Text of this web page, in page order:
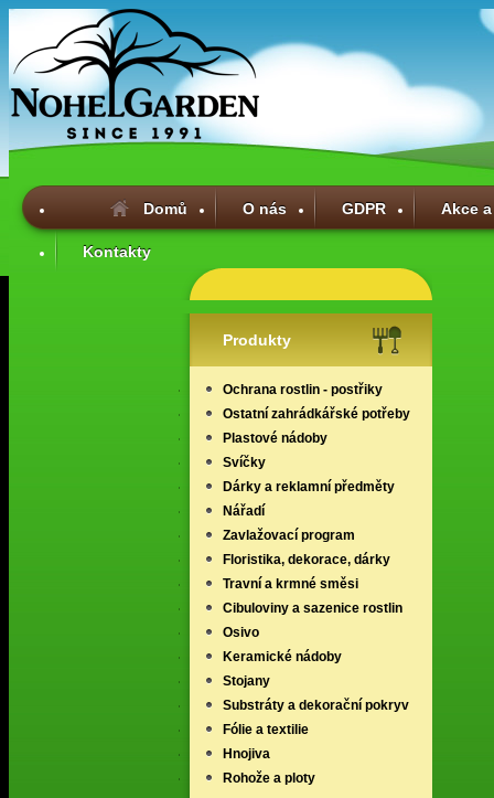
Domů O nás GDPR Akce
Kontakty
Produkty
Ochrana rostlin - postřiky
Ostatní zahrádkářské potřeby
Plastové nádoby
Svíčky
Dárky a reklamní předměty
Nářadí
Zavlažovací program
Floristika, dekorace, dárky
Travní a krmné směsi
Cibuloviny a sazenice rostlin
Osivo
Keramické nádoby
Stojany
Substráty a dekorační pokryv
Fólie a textilie
Hnojiva
Rohože a ploty